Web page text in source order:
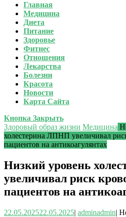
Главная
Медицина
Диета
Питание
Здоровье
Фитнес
Отношения
Лекарства
Болезни
Красота
Новости
Карта Сайта
Кнопка Закрыть
Здоровый образ жизни Медицина
холестерина ЛПНП увеличивал
пациентов на антикоагулянтах
Низкий уровень
увеличивал риск
пациентов на
22.05.202522.05.2025| adminadmin|